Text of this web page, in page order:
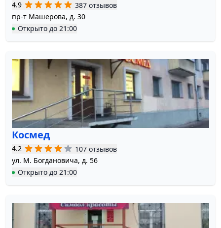
4.9
387 отзывов
пр-т Машерова, д. 30
Открыто до 21:00
Космед
4.2
107 отзывов
ул. М. Богдановича, д. 56
Открыто до 21:00